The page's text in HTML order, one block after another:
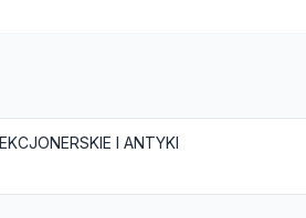
I ANTYKI